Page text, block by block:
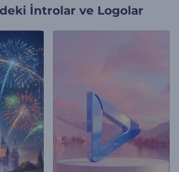
İntrolar ve Logolar